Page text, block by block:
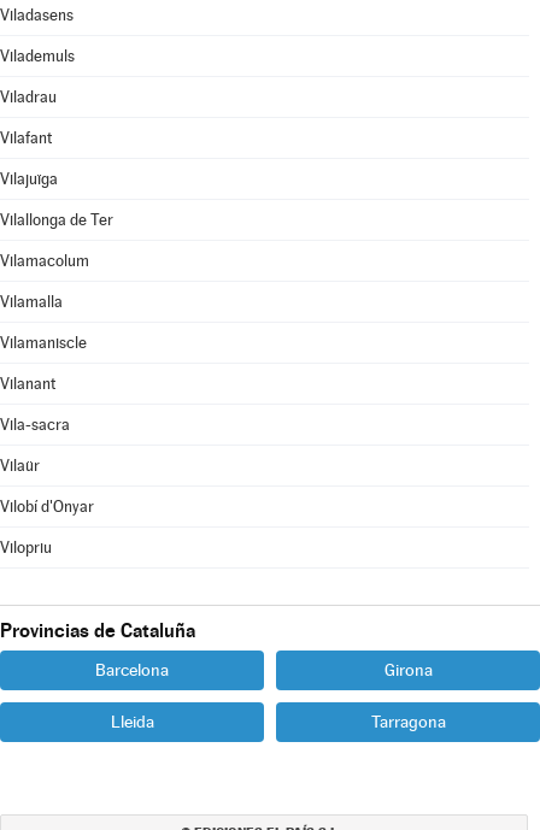
Viladasens
Vilademuls
Viladrau
Vilafant
Vilajuïga
Vilallonga de Ter
Vilamacolum
Vilamalla
Vilamaniscle
Vilanant
Vila-sacra
Vilaür
Vilobí d'Onyar
Vilopriu
Provincias de Cataluña
Barcelona Girona
Lleida Tarragona